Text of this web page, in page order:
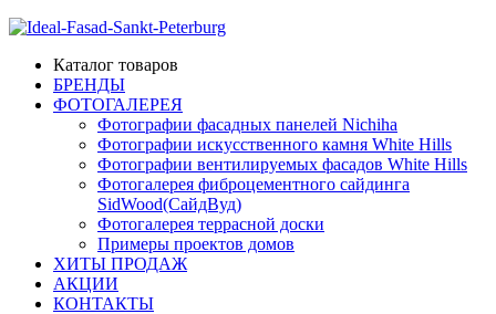
Каталог товаров
БРЕНДЫ
ФОТОГАЛЕРЕЯ
Фотографии фасадных панелей Nichiha
Фотографии искусственного камня White Hills
Фотографии вентилируемых фасадов White Hills
Фотогалерея фиброцементного сайдинга
SidWood(СайдВуд)
Фотогалерея террасной доски
Примеры проектов домов
ХИТЫ ПРОДАЖ
АКЦИИ
КОНТАКТЫ